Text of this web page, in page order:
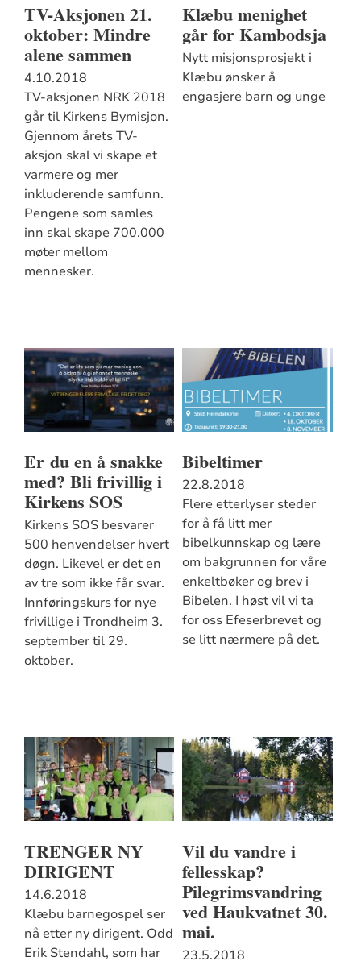
TV-Aksjonen 21.
oktober: Mindre
alene sammen
4.10.2018
TV-aksjonen NRK 2018
går til Kirkens Bymisjon.
Gjennom årets TV-
aksjon skal vi skape et
varmere og mer
inkluderende samfunn.
Pengene som samles
inn skal skape 700.000
møter mellom
mennesker.
Klæbu menighet
går for Kambodsja
Nytt misjonsprosjekt i
Klæbu ønsker å
engasjere barn og unge
Er du en å snakke
med? Bli frivillig i
Kirkens SOS
Kirkens SOS besvarer
500 henvendelser hvert
døgn. Likevel er det en
av tre som ikke får svar.
Innføringskurs for nye
frivillige i Trondheim 3.
september til 29.
oktober.
Bibeltimer
22.8.2018
Flere etterlyser steder
for å få litt mer
bibelkunnskap og lære
om bakgrunnen for våre
enkeltbøker og brev i
Bibelen. I høst vil vi ta
for oss Efeserbrevet og
se litt nærmere på det.
TRENGER NY
DIRIGENT
14.6.2018
Klæbu barnegospel ser
nå etter ny dirigent. Odd
Erik Stendahl, som har
Vil du vandre i
fellesskap?
Pilegrimsvandring
ved Haukvatnet 30.
mai.
23.5.2018